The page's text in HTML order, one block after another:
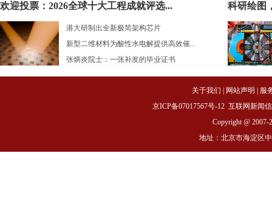
欢迎投票：2026全球十大工程成就评选...
港大研制出全新极简架构芯片
新型二维材料为酸性水电解提供高效催...
张炳炎院士：一张补发的毕业证书
科研绘图
关于我们 网站声明
服
京ICP备07017567号-12 互联网新闻
Copyright @ 2007-
地址：北京市海淀区